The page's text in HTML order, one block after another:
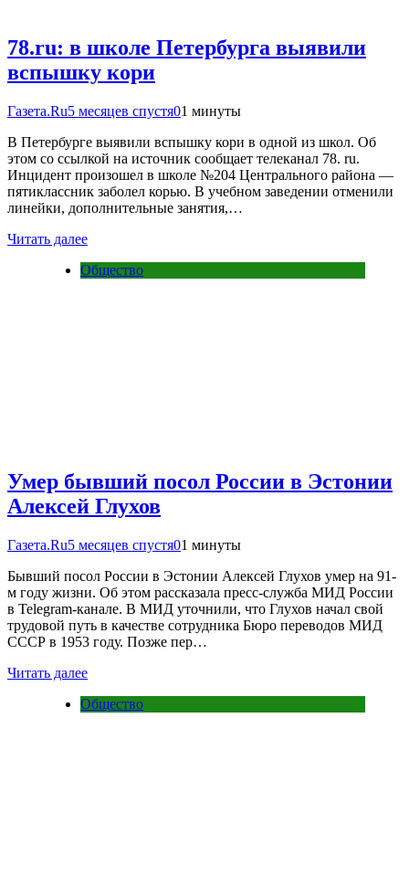
78.ru: в школе Петербурга выявили
вспышку кори
Газета.Ru5 месяцев спустя01 минуты
В Петербурге выявили вспышку кори в одной из школ. Об
этом со ссылкой на источник сообщает телеканал 78. ru.
Инцидент произошел в школе №204 Центрального района —
пятиклассник заболел корью. В учебном заведении отменили
линейки, дополнительные занятия,…
Читать далее
Общество
Умер бывший посол России в Эстонии
Алексей Глухов
Газета.Ru5 месяцев спустя01 минуты
Бывший посол России в Эстонии Алексей Глухов умер на 91-
м году жизни. Об этом рассказала пресс-служба МИД России
в Telegram-канале. В МИД уточнили, что Глухов начал свой
трудовой путь в качестве сотрудника Бюро переводов МИД
СССР в 1953 году. Позже пер…
Читать далее
Общество